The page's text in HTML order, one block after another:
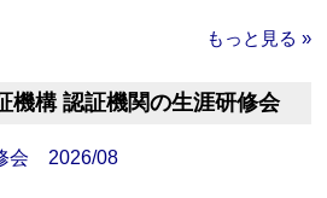
もっと見る »
機構 認証機関の生涯研修会
会 2026/08